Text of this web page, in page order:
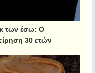
των έσω: Ο
30 ετών